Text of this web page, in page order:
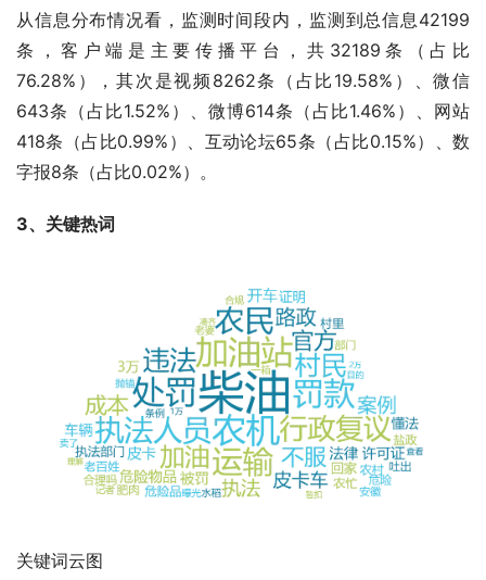
从信息分布情况看，监测时间段内，监测到总信息42199
条，客户端是主要传播平台，共32189条（占比
76.28%），其次是视频8262条（占比19.58%）、微信
643条（占比1.52%）、微博614条（占比1.46%）、网站
418条（占比0.99%）、互动论坛65条（占比0.15%）、数
字报8条（占比0.02%）。
3、关键热词
关键词云图